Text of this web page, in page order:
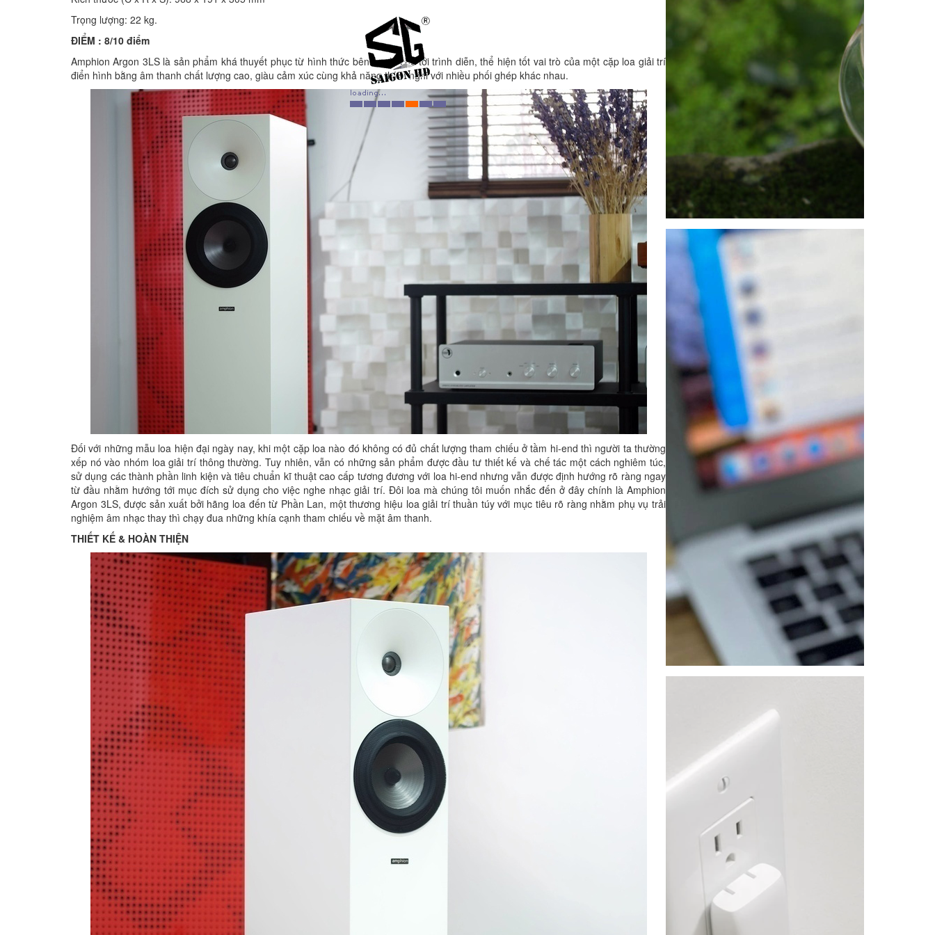
Trọng lượng: 22 kg.
ĐIỂM : 8/10 điểm
Amphion Argon 3LS là sản phẩm khá thuyết phục từ hình thức bên ngoài cho tới trình diễn, thể hiện tốt vai trò của một cặp loa giải trí
điển hình bằng âm thanh chất lượng cao, giàu cảm xúc cùng khả năng thích nghi với nhiều phối ghép khác nhau.
Đối với những mẫu loa hiện đại ngày nay, khi một cặp loa nào đó không có đủ chất lượng tham chiếu ở tầm hi-end thì người ta thường
xếp nó vào nhóm loa giải trí thông thường. Tuy nhiên, vẫn có những sản phẩm được đầu tư thiết kế và chế tác một cách nghiêm túc,
sử dụng các thành phần linh kiện và tiêu chuẩn kĩ thuật cao cấp tương đương với loa hi-end nhưng vẫn được định hướng rõ ràng ngay
từ đầu nhằm hướng tới mục đích sử dụng cho việc nghe nhạc giải trí. Đôi loa mà chúng tôi muốn nhắc đến ở đây chính là Amphion
Argon 3LS, được sản xuất bởi hãng loa đến từ Phần Lan, một thương hiệu loa giải trí thuần túy với mục tiêu rõ ràng nhằm phụ vụ trải
nghiệm âm nhạc thay thì chạy đua những khía cạnh tham chiếu về mặt âm thanh.
THIẾT KẾ & HOÀN THIỆN